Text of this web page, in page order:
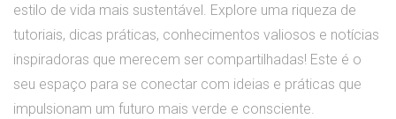
estilo de vida mais sustentável. Explore uma riqueza de
tutoriais, dicas práticas, conhecimentos valiosos e notícias
inspiradoras que merecem ser compartilhadas! Este é o
seu espaço para se conectar com ideias e práticas que
impulsionam um futuro mais verde e consciente.